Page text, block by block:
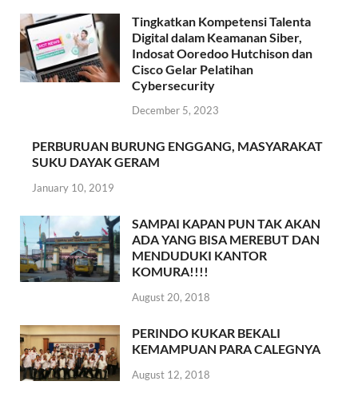
Tingkatkan Kompetensi Talenta
Digital dalam Keamanan Siber,
Indosat Ooredoo Hutchison dan
Cisco Gelar Pelatihan
Cybersecurity
December 5, 2023
PERBURUAN BURUNG ENGGANG, MASYARAKAT
SUKU DAYAK GERAM
January 10, 2019
SAMPAI KAPAN PUN TAK AKAN
ADA YANG BISA MEREBUT DAN
MENDUDUKI KANTOR
KOMURA!!!!
August 20, 2018
PERINDO KUKAR BEKALI
KEMAMPUAN PARA CALEGNYA
August 12, 2018